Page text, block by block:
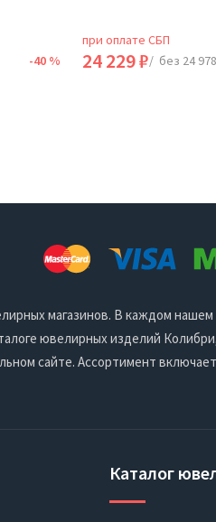
-40 %
при оплате СБП
24 229 ₽/ без 24
магазинов. В каждом
ювелирных изделий
сайте. Ассортимент
Каталог